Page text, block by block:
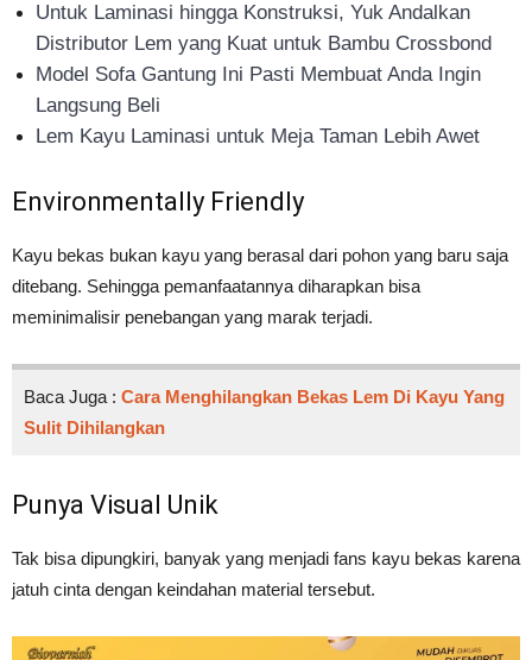
Untuk Laminasi hingga Konstruksi, Yuk Andalkan
Distributor Lem yang Kuat untuk Bambu Crossbond
Model Sofa Gantung Ini Pasti Membuat Anda Ingin
Langsung Beli
Lem Kayu Laminasi untuk Meja Taman Lebih Awet
Environmentally Friendly
Kayu bekas bukan kayu yang berasal dari pohon yang baru saja
ditebang. Sehingga pemanfaatannya diharapkan bisa
meminimalisir penebangan yang marak terjadi.
Baca Juga : Cara Menghilangkan Bekas Lem Di Kayu Yang
Sulit Dihilangkan
Punya Visual Unik
Tak bisa dipungkiri, banyak yang menjadi fans kayu bekas karena
jatuh cinta dengan keindahan material tersebut.